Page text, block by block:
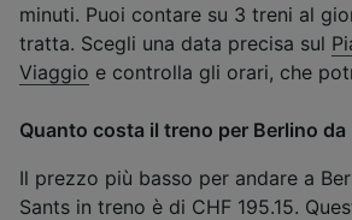
minuti. Puoi contare su 3 treni al
tratta. Scegli una data precisa sul
Viaggio e controlla gli orari, che
Quanto costa il treno per Berlino da
Il prezzo più basso per andare a
Sants in treno è di CHF 195.15.